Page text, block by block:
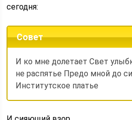
сегодня:
Совет
И ко мне долетает Свет
не распятье Предо мной до
Институтское платье